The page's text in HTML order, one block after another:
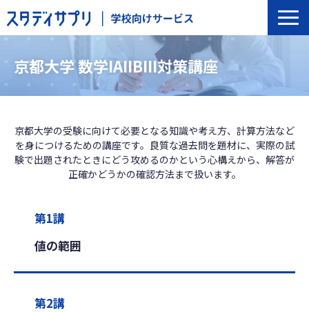
サービス一覧
選ばれる理由
導入の流れ
トップインタビュー
セミナー
京都大学 数学IAIIBIII対策講座
京都大学の受験に向けて必要となる知識や考え方、計算方法など
を身につけるための講座です。良質な過去問を題材に、実際の試
験で出題されたときにどう攻めるのかという心構えから、解答が
正確かどうかの確認方法まで扱います。
第1講
値の範囲
第2講